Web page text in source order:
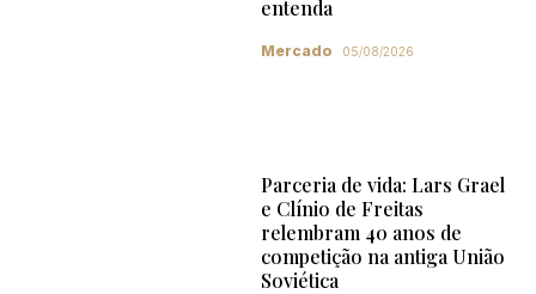
entenda
Mercado 05/08/2026
Parceria de vida: Lars Grael
e Clínio de Freitas
relembram 40 anos de
competição na antiga União
Soviética